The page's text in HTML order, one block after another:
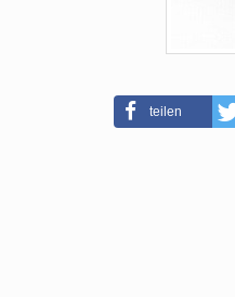
teilen